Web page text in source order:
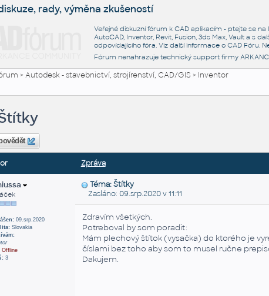
rady, výměna zkušeností
Veřejné diskuzní fórum k CAD aplikacím - ptejte se
AutoCAD, Inventor, Revit, Fusion, 3ds Max, Vault a s
odpovídajícího fóra. Viz další informace o CAD Fóru.
Fórum nenahrazuje technický support firmy
>Autodesk - stavebnictví, strojírenství, CAD/GIS> Inventor
Zpráva
09.srp.2020
Slovakia
Offline
3
Téma: Štítky
Zasláno: 09.srp.2020 v 11:11
Zdravím všetkých.
Potreboval by som poradit:
Mám plechový štítok (vysačka) do ktorého je
číslami bez toho aby som to musel ručne
Dakujem.